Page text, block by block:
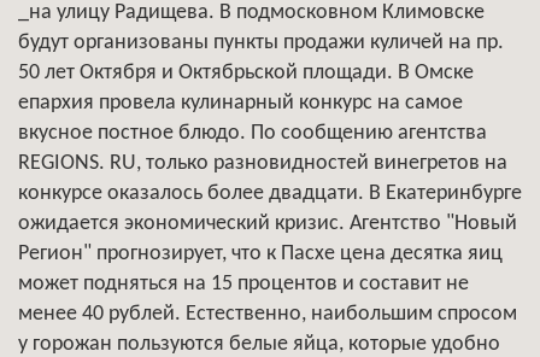
_на улицу Радищева. В подмосковном Климовске
будут организованы пункты продажи куличей на пр.
50 лет Октября и Октябрьской площади. В Омске
епархия провела кулинарный конкурс на самое
вкусное постное блюдо. По сообщению агентства
REGIONS. RU, только разновидностей винегретов на
конкурсе оказалось более двадцати. В Екатеринбурге
ожидается экономический кризис. Агентство "Новый
Регион" прогнозирует, что к Пасхе цена десятка яиц
может подняться на 15 процентов и составит не
менее 40 рублей. Естественно, наибольшим спросом
у горожан пользуются белые яйца, которые удобно